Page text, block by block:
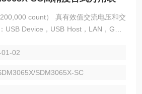
count） 真有效值交流电压和交
USB Device，USB Host，LAN，GPIB
，查看，备份 4.3 英寸真彩 TFT-LCD
01-02
SDM3065X-SC